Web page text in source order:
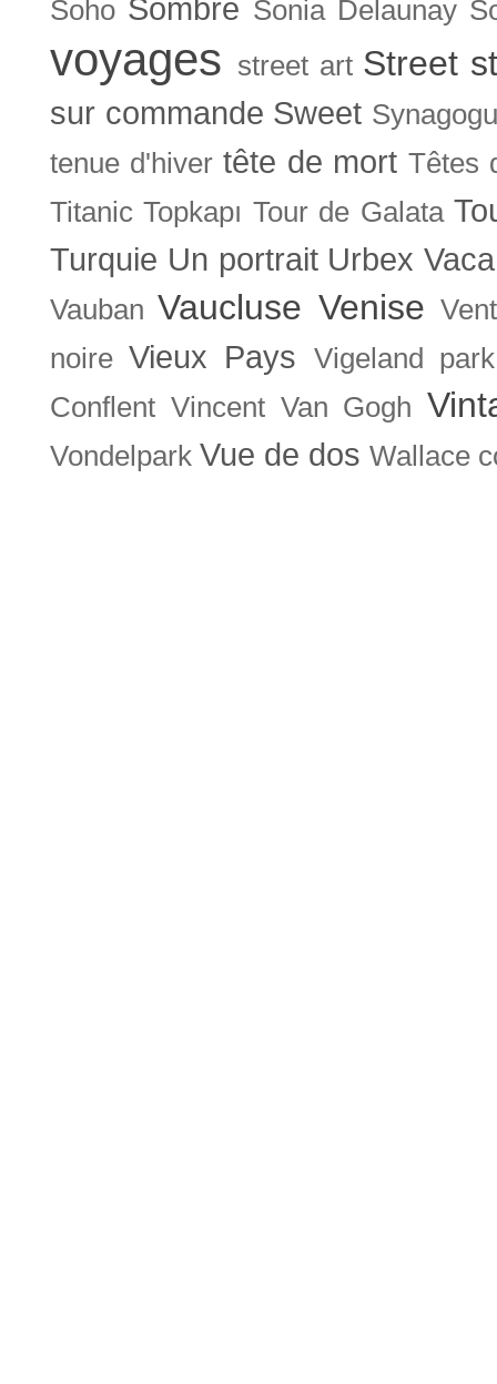
Soho Sombre Sonia Delaunay
voyages street art Street
sur commande Sweet
tenue d'hiver tête de mort Têtes
Titanic Topkapı Tour de Galata
Turquie Un portrait Urbex
Vauban Vaucluse Venise
noire Vieux Pays
Vigeland park
Conflent Vincent Van Gogh
Vondelpark Vue de dos Wallace